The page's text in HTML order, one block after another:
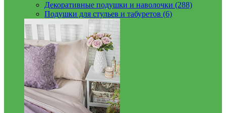
Декоративные подушки и наволочки (288)
Подушки для стульев и табуретов (6)